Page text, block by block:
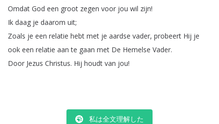
Omdat God een groot zegen voor jou wil zijn!
Ik daag je daarom uit;
Zoals je een relatie hebt met je aardse vader, probeert Hij je
ook een relatie aan te gaan met De Hemelse Vader.
Door Jezus Christus. Hij houdt van jou!
私は全文理解した